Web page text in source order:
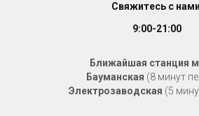
Свяжитесь с
9:00-21:00
Ближайшая станция
Бауманская (8 минут
Электрозаводская (5